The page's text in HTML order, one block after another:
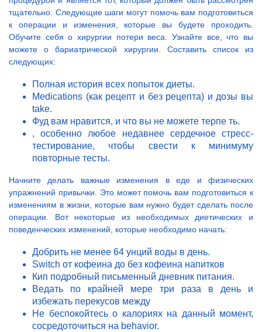
тщательно. Следующие шаги могут помочь вам подготовиться
к операции и изменения, которые вы будете проходить.
Обучите себя о хирургии потери веса. Узнайте все, что вы
можете о бариатрической хирургии. Составить список из
следующих:
Полная история всех попыток диеты.
Medications (как рецепт и без рецепта) и дозы вы
take.
Фуд вам нравится, и что вы не можете терпе ть.
, особенно любое недавнее сердечное стресс-
тестирование, чтобы свести к минимуму
повторные тесты.
Начните делать важные изменения в еде и физических
упражнений привычки. Это может помочь вам подготовиться к
изменениям в жизни, которые вам нужно будет сделать после
операции. Вот некоторые из необходимых диетических и
поведенческих изменений, которые необходимо начать:
Добрить не менее 64 унций воды в день.
Switch от кофеина до без кофеина напитков
Кип подробный письменный дневник питания.
Ведать по крайней мере три раза в день и
избежать перекусов между
Не беспокойтесь о калориях на данный момент,
сосредоточиться на behavior.